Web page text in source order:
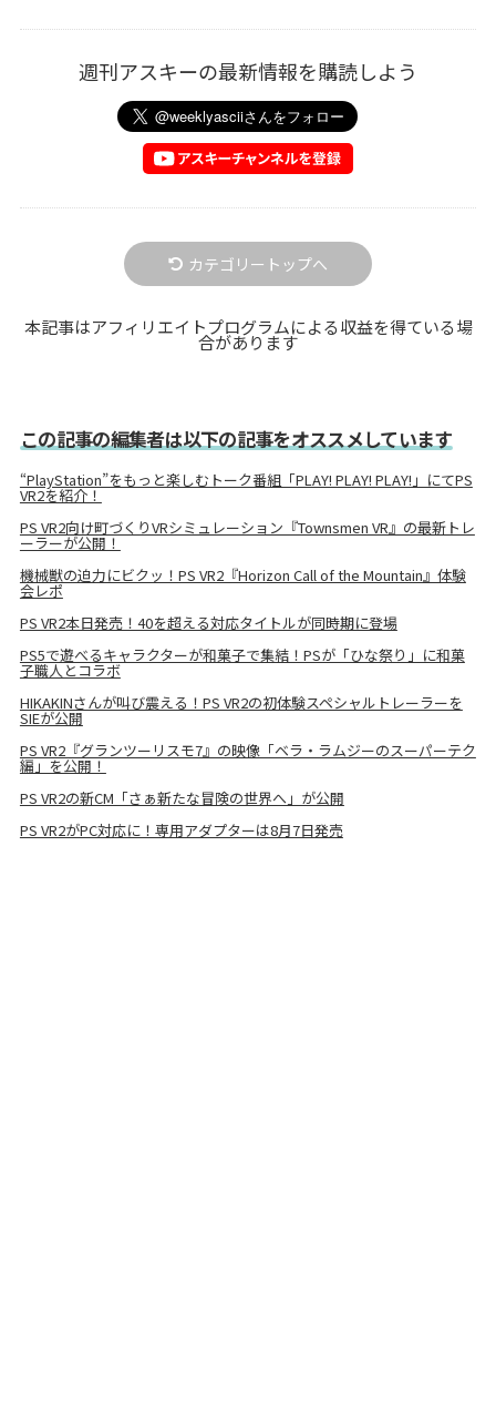
週刊アスキーの最新情報を購読しよう
カテゴリートップへ
本記事はアフィリエイトプログラムによる収益を得ている場
合があります
この記事の編集者は以下の記事をオススメしています
“PlayStation”をもっと楽しむトーク番組「PLAY! PLAY! PLAY!」にてPS
VR2を紹介！
PS VR2向け町づくりVRシミュレーション『Townsmen VR』の最新トレ
ーラーが公開！
機械獣の迫力にビクッ！PS VR2『Horizon Call of the Mountain』体験
会レポ
PS VR2本日発売！40を超える対応タイトルが同時期に登場
PS5で遊べるキャラクターが和菓子で集結！PSが「ひな祭り」に和菓
子職人とコラボ
HIKAKINさんが叫び震える！PS VR2の初体験スペシャルトレーラーを
SIEが公開
PS VR2『グランツーリスモ7』の映像「ベラ・ラムジーのスーパーテク
編」を公開！
PS VR2の新CM「さぁ新たな冒険の世界へ」が公開
PS VR2がPC対応に！専用アダプターは8月7日発売